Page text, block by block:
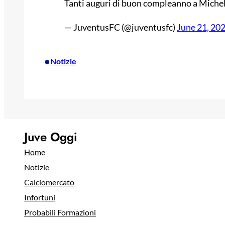
Tanti auguri di buon compleanno a
— JuventusFC (@juventusfc)June 21,
•Notizie
Juve Oggi
Home
Notizie
Calciomercato
Infortuni
Probabili Formazioni